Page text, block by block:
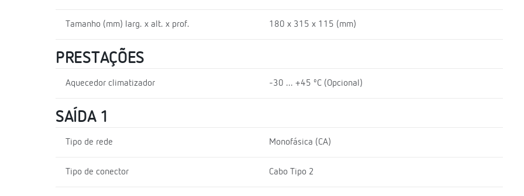
Tamanho (mm) larg. x alt. x prof. 180 x 315 x 115 (mm)
PRESTAÇÕES
Aquecedor climatizador -30 ... +45 ºC (Opcional)
SAÍDA 1
Tipo de rede Monofásica (CA)
Tipo de conector Cabo Tipo 2